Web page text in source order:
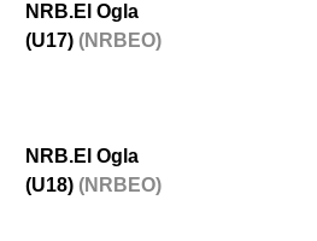
NRB.El Ogla
(U17) (NRBEO)
NRB.El Ogla
(U18) (NRBEO)